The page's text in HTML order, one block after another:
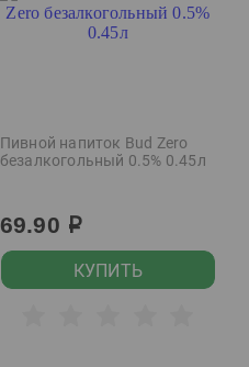
Пивной напиток Bud Zero
безалкогольный 0.5% 0.45л
69.90 р
КУПИТЬ